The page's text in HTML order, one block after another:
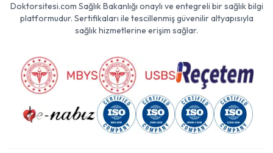
Doktorsitesi.com Sağlık Bakanlığı onaylı ve entegreli bir sağlık bilgi
platformudur. Sertifikaları ile tescillenmiş güvenilir altyapısıyla
sağlık hizmetlerine erişim sağlar.